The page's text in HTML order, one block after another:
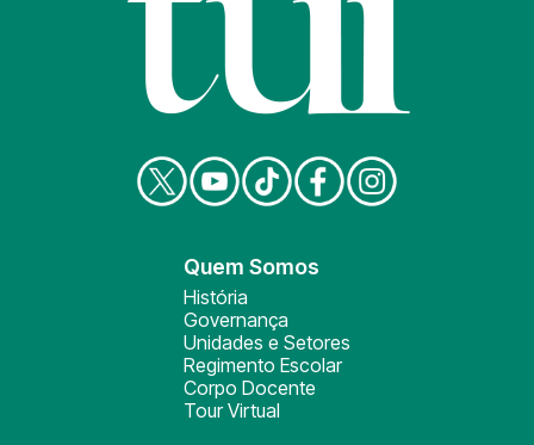
Quem Somos
História
Governança
Unidades e Setores
Regimento Escolar
Corpo Docente
Tour Virtual